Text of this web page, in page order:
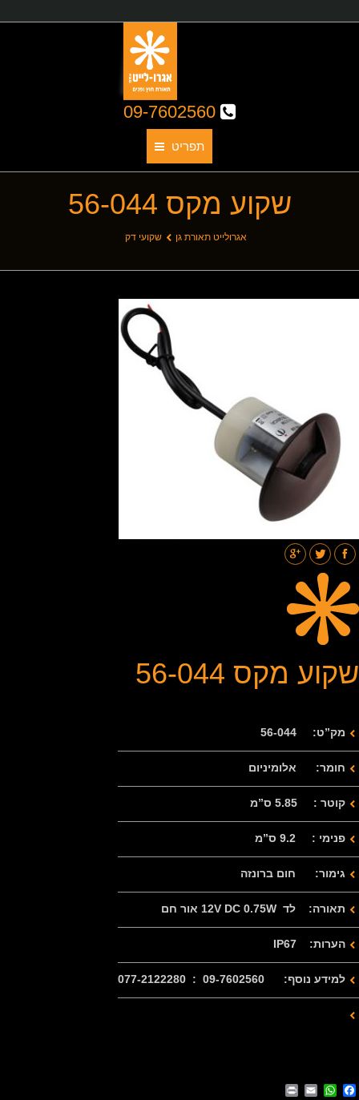
תפריט
תאורת גן
אודותינו
תאורת חוץ
בלוג
גלריות
צור קשר
שקוע מקס 56-044
אגרולייט תאורת גן שקועי דק
שקוע מקס 56-044
מק”ט: 56-044
חומר: אלומיניום
קוטר : 5.85 ס”מ
פנימי : 9.2 ס”מ
גימור: חום ברונזה
תאורה: לד 12V DC 0.75W אור חם
הערות: IP67
למידע נוסף: 09-7602560 : 077-2122280
Facebook
WhatsApp
Email